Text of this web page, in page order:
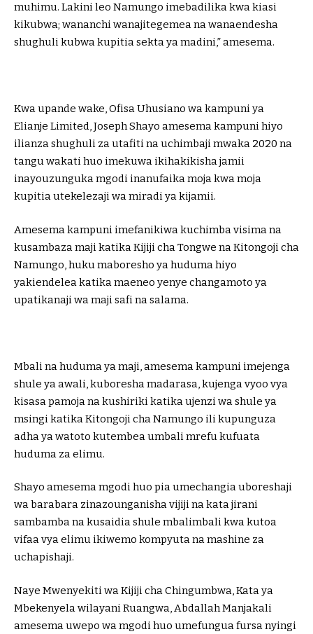
muhimu. Lakini leo Namungo imebadilika kwa kiasi
kikubwa; wananchi wanajitegemea na wanaendesha
shughuli kubwa kupitia sekta ya madini,” amesema.
Kwa upande wake, Ofisa Uhusiano wa kampuni ya
Elianje Limited, Joseph Shayo amesema kampuni hiyo
ilianza shughuli za utafiti na uchimbaji mwaka 2020 na
tangu wakati huo imekuwa ikihakikisha jamii
inayouzunguka mgodi inanufaika moja kwa moja
kupitia utekelezaji wa miradi ya kijamii.
Amesema kampuni imefanikiwa kuchimba visima na
kusambaza maji katika Kijiji cha Tongwe na Kitongoji cha
Namungo, huku maboresho ya huduma hiyo
yakiendelea katika maeneo yenye changamoto ya
upatikanaji wa maji safi na salama.
Mbali na huduma ya maji, amesema kampuni imejenga
shule ya awali, kuboresha madarasa, kujenga vyoo vya
kisasa pamoja na kushiriki katika ujenzi wa shule ya
msingi katika Kitongoji cha Namungo ili kupunguza
adha ya watoto kutembea umbali mrefu kufuata
huduma za elimu.
Shayo amesema mgodi huo pia umechangia uboreshaji
wa barabara zinazounganisha vijiji na kata jirani
sambamba na kusaidia shule mbalimbali kwa kutoa
vifaa vya elimu ikiwemo kompyuta na mashine za
uchapishaji.
Naye Mwenyekiti wa Kijiji cha Chingumbwa, Kata ya
Mbekenyela wilayani Ruangwa, Abdallah Manjakali
amesema uwepo wa mgodi huo umefungua fursa nyingi